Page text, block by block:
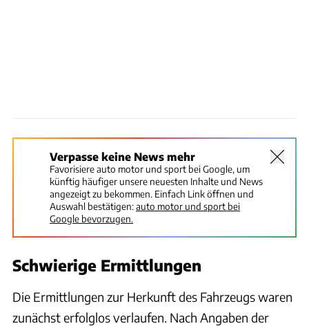
Verpasse keine News mehr
Favorisiere auto motor und sport bei Google, um
künftig häufiger unsere neuesten Inhalte und News
angezeigt zu bekommen. Einfach Link öffnen und
Auswahl bestätigen:auto motor und sport bei
Google bevorzugen.
Schwierige Ermittlungen
Die Ermittlungen zur Herkunft des Fahrzeugs waren
zunächst erfolglos verlaufen. Nach Angaben der